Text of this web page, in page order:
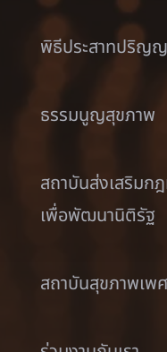
พิธีประสาทปริญ
ธรรมนูญสุขภาพ
สถาบันส่งเสริมก
เพื่อพัฒนานิติรัฐ
สถาบันสุขภาพเพ